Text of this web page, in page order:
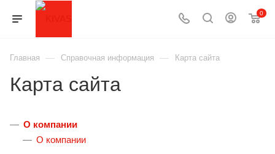
0
Главная — Справочная информация — Карта сайта
Карта сайта
О компании
О компании